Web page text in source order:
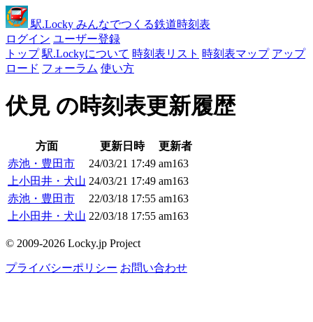
駅.Locky みんなでつくる鉄道時刻表
ログイン ユーザー登録
トップ 駅.Lockyについて 時刻表リスト 時刻表マップ アップ
ロード フォーラム 使い方
伏見 の時刻表更新履歴
方面 更新日時
更新者
赤池・豊田市
24/03/21 17:49 am163
上小田井・犬山 24/03/21 17:49 am163
赤池・豊田市
22/03/18 17:55 am163
上小田井・犬山 22/03/18 17:55 am163
© 2009-2026 Locky.jp Project
プライバシーポリシー お問い合わせ